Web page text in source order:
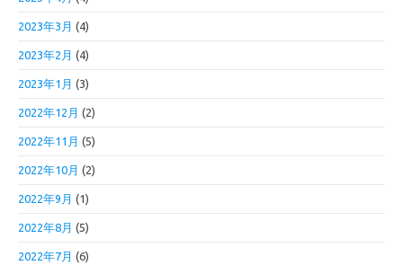
2023年3月 (4)
2023年2月 (4)
2023年1月 (3)
2022年12月 (2)
2022年11月 (5)
2022年10月 (2)
2022年9月 (1)
2022年8月 (5)
2022年7月 (6)